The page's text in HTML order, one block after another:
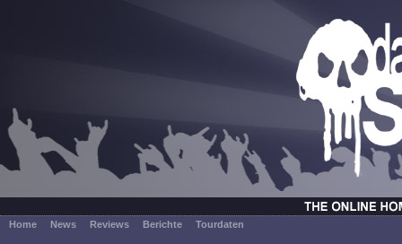
Home News Reviews Berichte Tourdaten